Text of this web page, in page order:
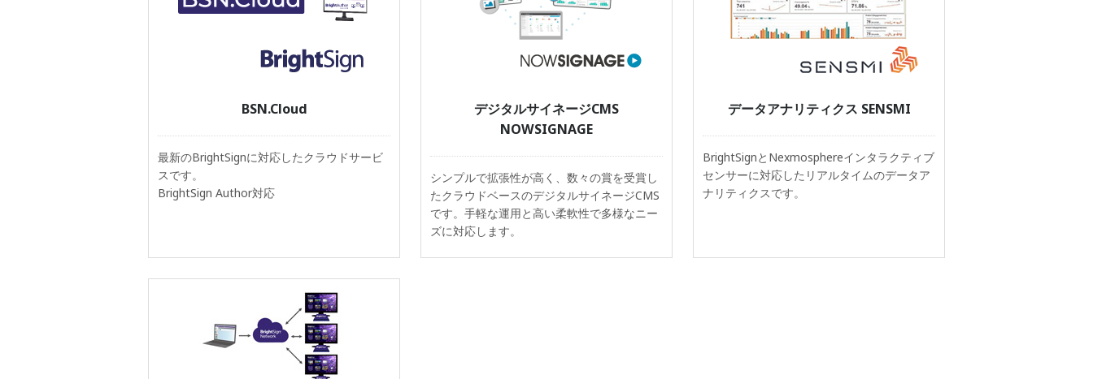
BSN.Cloud
最新のBrightSignに対応したクラウドサービ
スです。
BrightSign Author対応
デジタルサイネージCMS
NOWSIGNAGE
シンプルで拡張性が高く、数々の賞を受賞し
たクラウドベースのデジタルサイネージCMS
です。手軽な運用と高い柔軟性で多様なニー
ズに対応します。
データアナリティクス SENSMI
BrightSignとNexmosphereインタラクティブ
センサーに対応したリアルタイムのデータア
ナリティクスです。